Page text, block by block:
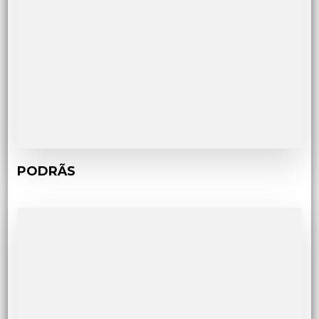
PODRÃS